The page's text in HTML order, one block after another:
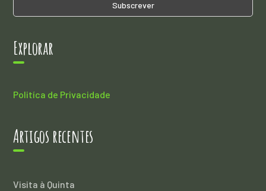
Explorar
Politíca de Privacidade
Artigos recentes
Visita à Quinta